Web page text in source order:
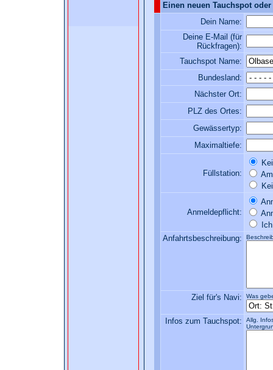
Einen neuen Tauchspot
Dein Name:
Deine E-Mail (für
Rückfragen):
Tauchspot Name:
Bundesland:
Nächster Ort:
PLZ des Ortes:
Gewässertyp:
Maximaltiefe:
Füllstation:
Anmeldepflicht:
Anfahrtsbeschreibung:
Ziel für's Navi: Was
Infos zum Tauchspot:
Allg.